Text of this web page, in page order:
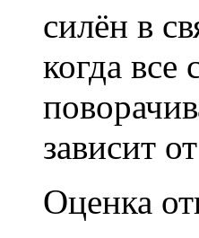
силён в
когда все
зависит
Оценка